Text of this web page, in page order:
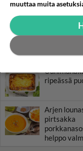
nälkään!
Chili con
kanssa tai
tacojen
ripeässä
Arjen
pirtsakka
helppo
muuttaa muita